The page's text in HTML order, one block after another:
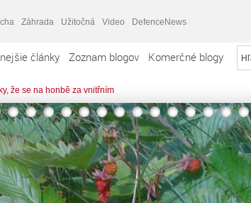
Záhrada Užitočná Video DefenceNews
články Zoznam blogov Komerčné blogy
že se na honbě za vnitřním